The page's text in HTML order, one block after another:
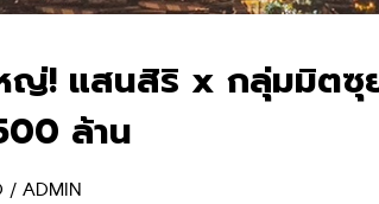
ญ่! แสนสิริ x กลุ่มมิตซุ
ล้าน
/ ADMIN